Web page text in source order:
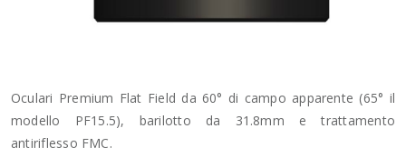
Oculari Premium Flat Field da 60° di campo apparente (65° il
modello PF15.5), barilotto da 31.8mm e trattamento
antiriflesso FMC.